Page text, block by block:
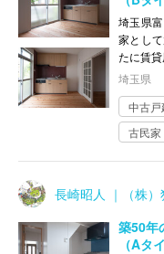
埼玉県
家とし
たに賃
埼玉県
中古戸
古民家
長崎昭人 ｜（株
築50年
（Aタ